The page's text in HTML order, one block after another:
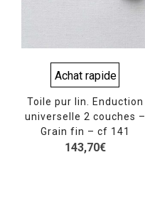
Achat rapide
Toile pur lin. Enduction
universelle 2 couches –
Grain fin – cf 141
143,70€